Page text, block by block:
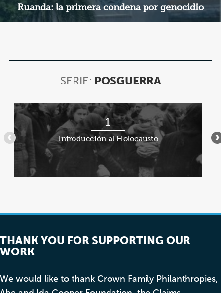
Ruanda: la primera condena por genocidio
SERIE: POSGUERRASERIE:
Artículo
1
de
7
1
Introducción al Holocausto
•••
THANK YOU FOR SUPPORTING OUR
WORK
We would like to thank Crown Family Philanthropies,